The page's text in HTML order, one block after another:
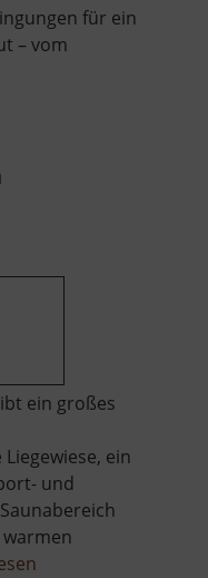
für ein
– vom
ein großes
ein
und